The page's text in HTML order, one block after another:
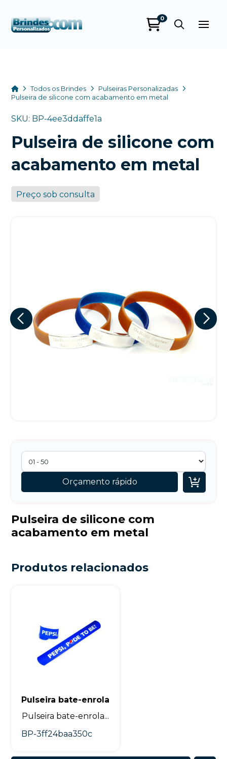
0
HomeTodos os Brindes
Pulseiras Personalizadas
Pulseira de silicone com acabamento em metal
SKU: BP-4ee3ddaffe1a
Pulseira de silicone com
acabamento em metal
Preço sob consulta
Orçamento rápido 
Pulseira de silicone com
acabamento em metal
Produtos relacionados
Pulseira bate-enrola
Pulseira bate-enrola...
BP-3ff24baa350c
+55
A nossa empresa está comprometida a proteger e respeitar
sua privacidade, utilizaremos seus dados apenas para fins
de marketing. Você pode alterar suas preferências a
qualquer momento.
Iniciar conversa